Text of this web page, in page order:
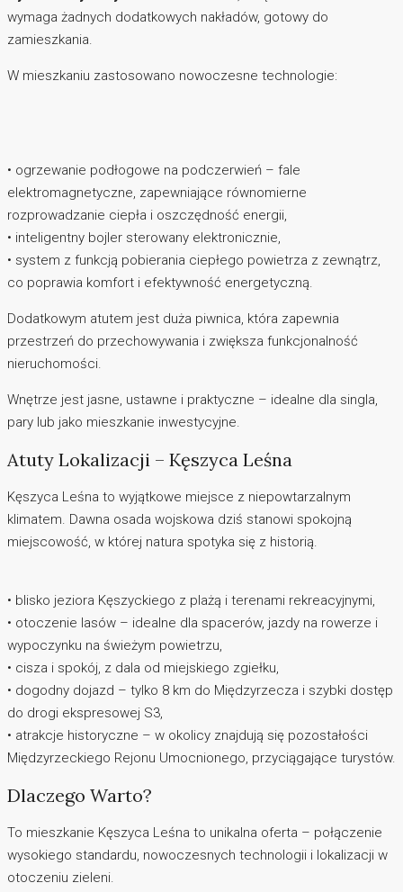
wymaga żadnych dodatkowych nakładów, gotowy do
zamieszkania.
W mieszkaniu zastosowano nowoczesne technologie:
• ogrzewanie podłogowe na podczerwień – fale
elektromagnetyczne, zapewniające równomierne
rozprowadzanie ciepła i oszczędność energii,
• inteligentny bojler sterowany elektronicznie,
• system z funkcją pobierania ciepłego powietrza z zewnątrz,
co poprawia komfort i efektywność energetyczną.
Dodatkowym atutem jest duża piwnica, która zapewnia
przestrzeń do przechowywania i zwiększa funkcjonalność
nieruchomości.
Wnętrze jest jasne, ustawne i praktyczne – idealne dla singla,
pary lub jako mieszkanie inwestycyjne.
Atuty Lokalizacji – Kęszyca Leśna
Kęszyca Leśna to wyjątkowe miejsce z niepowtarzalnym
klimatem. Dawna osada wojskowa dziś stanowi spokojną
miejscowość, w której natura spotyka się z historią.
• blisko jeziora Kęszyckiego z plażą i terenami rekreacyjnymi,
• otoczenie lasów – idealne dla spacerów, jazdy na rowerze i
wypoczynku na świeżym powietrzu,
• cisza i spokój, z dala od miejskiego zgiełku,
• dogodny dojazd – tylko 8 km do Międzyrzecza i szybki dostęp
do drogi ekspresowej S3,
• atrakcje historyczne – w okolicy znajdują się pozostałości
Międzyrzeckiego Rejonu Umocnionego, przyciągające turystów.
Dlaczego Warto?
To mieszkanie Kęszyca Leśna to unikalna oferta – połączenie
wysokiego standardu, nowoczesnych technologii i lokalizacji w
otoczeniu zieleni.